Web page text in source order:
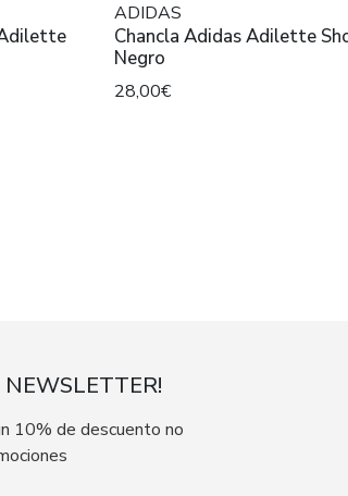
ADIDAS
Chancla Adidas Adilette
Negro
28,00€
NEWSLETTER!
10% de descuento no